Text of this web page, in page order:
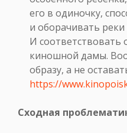
его в одиночку,
и оборачивать реки
И соответствовать
киношной дамы.
образу, а не
https://
Сходная